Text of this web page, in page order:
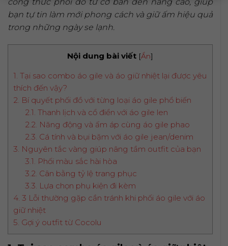
bạn tự tin làm mới phong cách và giữ ấm hiệu quả
trong những ngày se lạnh.
Nội dung bài viết [Ẩn]
1. Tại sao combo áo gile và áo giữ nhiệt lại được yêu
thích đến vậy?
2. Bí quyết phối đồ với từng loại áo gile phổ biến
2.1. Thanh lịch và cổ điển với áo gile len
2.2. Năng động và ấm áp cùng áo gile phao
2.3. Cá tính và bụi bặm với áo gile jean/denim
3. Nguyên tắc vàng giúp nâng tầm outfit của bạn
3.1. Phối màu sắc hài hòa
3.2. Cân bằng tỷ lệ trang phục
3.3. Lựa chọn phụ kiện đi kèm
4. 3 Lỗi thường gặp cần tránh khi phối áo gile với áo
giữ nhiệt
5. Gợi ý outfit từ Cocolu